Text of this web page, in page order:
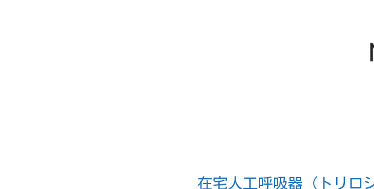
在宅人工呼吸器（トリロ